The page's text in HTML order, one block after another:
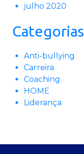
julho 2020
Categorias
Anti-bullying
Carreira
Coaching
HOME
Liderança